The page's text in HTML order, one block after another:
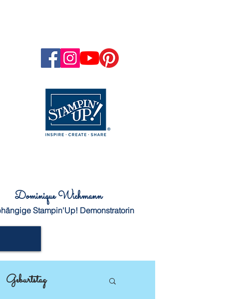
Geburtstag
Dominique Wichmann
Stampin'Up! Demonstratorin